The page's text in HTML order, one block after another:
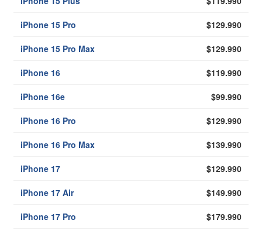
iPhone 15 Pro $129.990
iPhone 15 Pro Max $129.990
iPhone 16 $119.990
iPhone 16e $99.990
iPhone 16 Pro $129.990
iPhone 16 Pro Max $139.990
iPhone 17 $129.990
iPhone 17 Air $149.990
iPhone 17 Pro $179.990